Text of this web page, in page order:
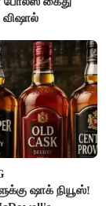
ஷாக் நியூஸ்!